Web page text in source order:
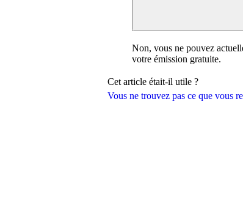
Vous ne trouvez pas ce que vous
Non, vous ne pouvez
votre émission gratuite.
Cet article était-il utile ?